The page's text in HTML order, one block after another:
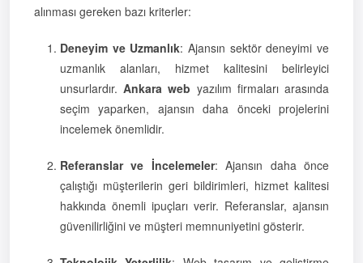
alınması gereken bazı kriterler:
Deneyim ve Uzmanlık: Ajansın sektör deneyimi ve
uzmanlık alanları, hizmet kalitesini belirleyici
unsurlardır.Ankara web yazılım firmaları arasında
seçim yaparken, ajansın daha önceki projelerini
incelemek önemlidir.
Referanslar ve İncelemeler: Ajansın daha önce
çalıştığı müşterilerin geri bildirimleri, hizmet kalitesi
hakkında önemli ipuçları verir. Referanslar, ajansın
güvenilirliğini ve müşteri memnuniyetini gösterir.